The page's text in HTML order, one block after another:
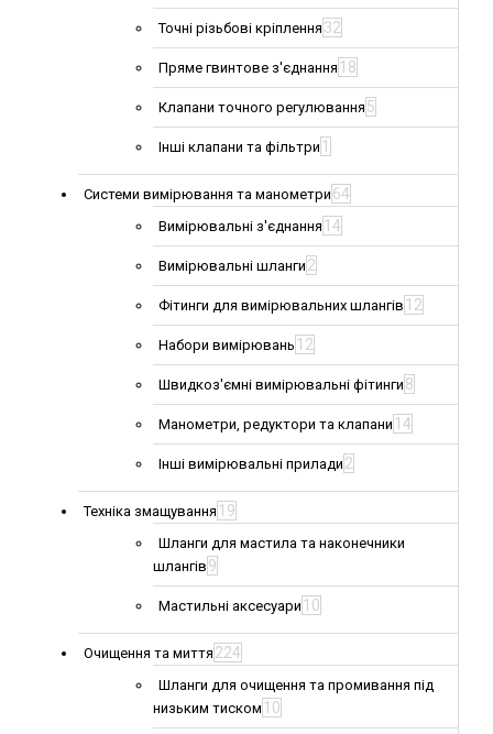
Точні різьбові кріплення 32
Пряме гвинтове з'єднання 18
Клапани точного регулювання 5
Інші клапани та фільтри 1
Системи вимірювання та манометри 64
Вимірювальні з'єднання 14
Вимірювальні шланги 2
Фітинги для вимірювальних шлангів 12
Набори вимірювань 12
Швидкоз'ємні вимірювальні фітинги 8
Манометри, редуктори та клапани 14
Інші вимірювальні прилади 2
Техніка змащування 19
Шланги для мастила та наконечники
шлангів 9
Мастильні аксесуари 10
Очищення та миття 224
Шланги для очищення та промивання під
низьким тиском 10